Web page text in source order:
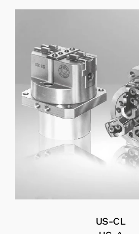
US-CL